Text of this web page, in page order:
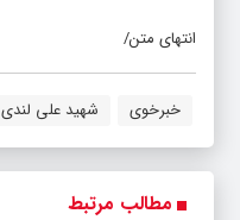
انتهای متن/
خبرخوی شهید علی لندی
مطالب مرتبط